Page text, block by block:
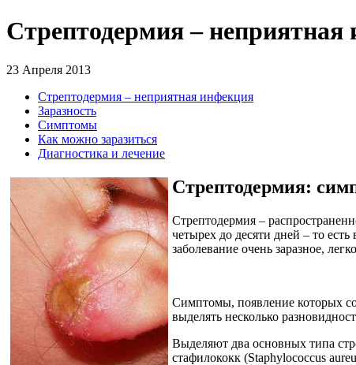
Стрептодермия –
23 Апреля 2013
Стрептодермия – неприятная инфекция
Заразность
Симптомы
Как можно заразиться
Диагностика и лечение
Стрептодермия:
Стрептодермия –
четырех до десяти дней – то
заболевание очень заразное,
Симптомы, появление которых
выделять несколько
Выделяют два основных типа
стафилококк (Staphylococcus